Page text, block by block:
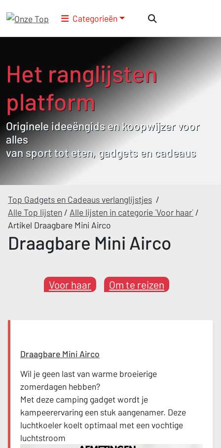
Categorieën
Het ranglijsten
platform
Originele ideeëngids en koopwijzer voor
alles
van sport tot eten, gadgets en cadeaus
Top Gadgets en Cadeaus verlanglijstjes /
Alle Top lijsten / Alle lijsten in categorie `Voor haar` /
Artikel Draagbare Mini Airco
Draagbare Mini Airco
Voor haar Om te reizen
Draagbare Mini Airco
Wil je geen last van warme broeierige
zomerdagen hebben?
Met deze camping gadget wordt je
kampeerervaring een stuk aangenamer. Deze
luchtkoeler koelt optimaal met een vochtige
luchtstroom